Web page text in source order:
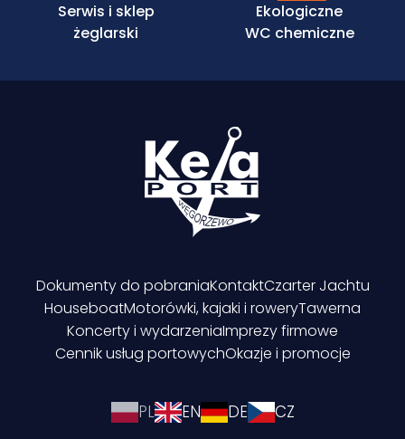
Serwis i sklep
żeglarski
Ekologiczne
WC chemiczne
Dokumenty do pobraniaKontaktCzarter Jachtu
HouseboatMotorówki, kajaki i roweryTawerna
Koncerty i wydarzeniaImprezy firmowe
Cennik usług portowychOkazje i promocje
PL EN DE CZ